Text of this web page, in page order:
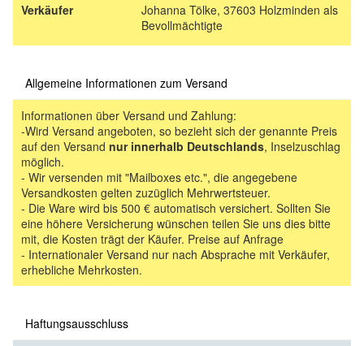
Verkäufer
Johanna Tölke, 37603 Holzminden als
Bevollmächtigte
Allgemeine Informationen zum Versand
Informationen über Versand und Zahlung:
-Wird Versand angeboten, so bezieht sich der genannte Preis
auf den Versand nur innerhalb Deutschlands, Inselzuschlag
möglich.
- Wir versenden mit "Mailboxes etc.", die angegebene
Versandkosten gelten zuzüglich Mehrwertsteuer.
- Die Ware wird bis 500 € automatisch versichert. Sollten Sie
eine höhere Versicherung wünschen teilen Sie uns dies bitte
mit, die Kosten trägt der Käufer. Preise auf Anfrage
- Internationaler Versand nur nach Absprache mit Verkäufer,
erhebliche Mehrkosten.
Haftungsausschluss